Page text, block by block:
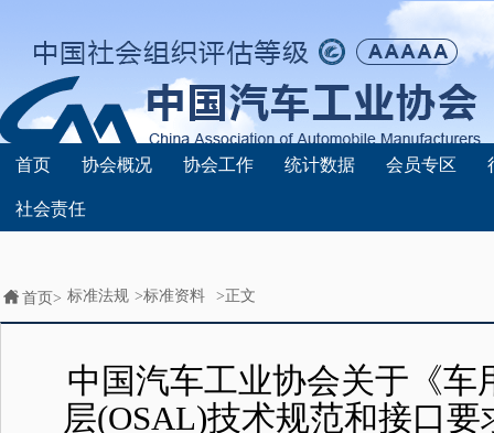
首页 协会概况 协会工作 统计数据 会员专区
社会责任
首页> 标准法规 >标准资料 >正文
中国汽车工业协会关于《车
层(OSAL)技术规范和接口